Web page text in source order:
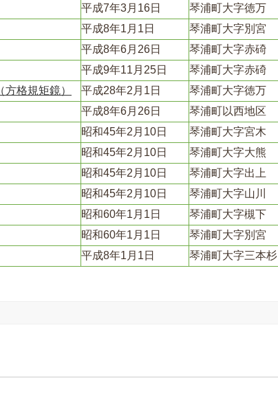
平成7年3月16日
琴浦町大字徳万
平成8年1月1日
琴浦町大字別宮
平成8年6月26日
琴浦町大字赤碕
平成9年11月25日
琴浦町大字赤碕
格規矩鏡）
平成28年2月1日
琴浦町大字徳万
平成8年6月26日
琴浦町以西地区
昭和45年2月10日
琴浦町大字宮木
昭和45年2月10日
琴浦町大字大熊
昭和45年2月10日
琴浦町大字出上
昭和45年2月10日
琴浦町大字山川
昭和60年1月1日
琴浦町大字槻下
昭和60年1月1日
琴浦町大字別宮
平成8年1月1日 琴浦町大字三本杉